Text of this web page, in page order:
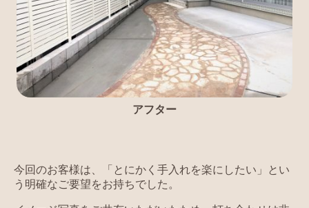
アフター
今回のお客様は、「とにかく手入れを楽にしたい」とい
う明確なご要望をお持ちでした。